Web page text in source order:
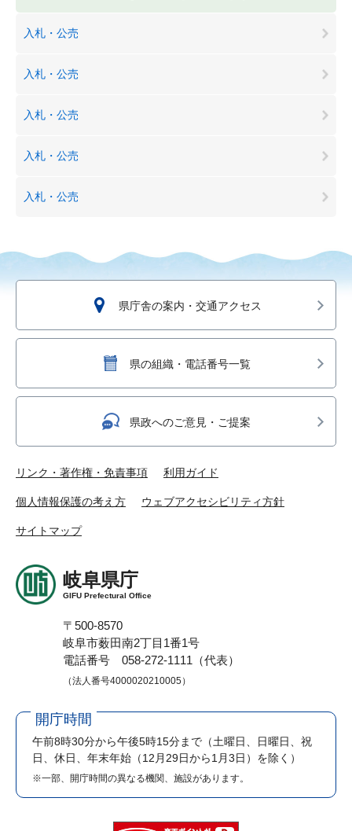
入札・公売
入札・公売
入札・公売
入札・公売
入札・公売
県庁舎の案内・交通アクセス
県の組織・電話番号一覧
県政へのご意見・ご提案
リンク・著作権・免責事項 利用ガイド
個人情報保護の考え方 ウェブアクセシビリティ方針
サイトマップ
岐阜県庁
GIFU Prefectural Office
〒500-8570
岐阜市薮田南2丁目1番1号
電話番号 058-272-1111（代表）
（法人番号4000020210005）
開庁時間
午前8時30分から午後5時15分まで （土曜日、日曜日、祝
日、休日、年末年始（12月29日から1月3日）を除く）
※一部、開庁時間の異なる機関、施設があります。